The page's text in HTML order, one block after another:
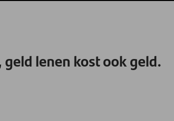
geld lenen kost ook geld.